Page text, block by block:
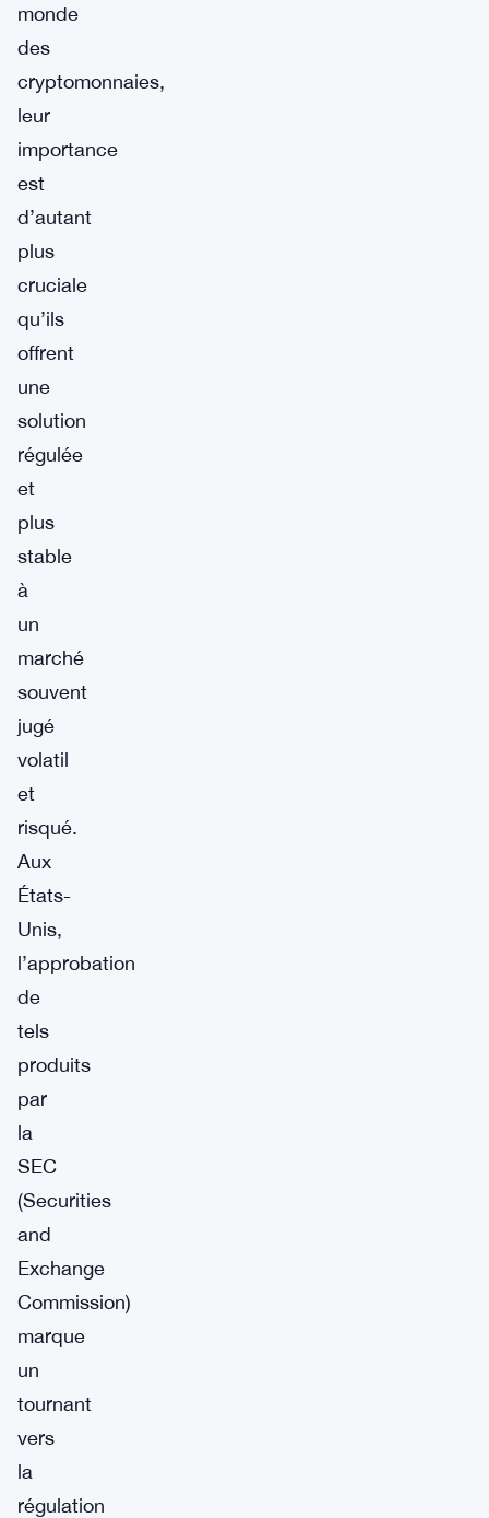
monde
des
cryptomonnaies,
leur
importance
est
d’autant
plus
cruciale
qu’ils
offrent
une
solution
régulée
et
plus
stable
à
un
marché
souvent
jugé
volatil
et
risqué.
Aux
États-
Unis,
l’approbation
de
tels
produits
par
la
SEC
(Securities
and
Exchange
Commission)
marque
un
tournant
vers
la
régulation